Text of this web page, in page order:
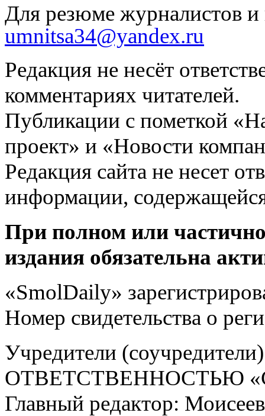
Для резюме журналистов и
umnitsa34@yandex.ru
Редакция не несёт
комментариях читателей.
Публикации с пометкой
проект» и «Новости
Редакция сайта не несет
информации,
При полном или
издания обязательна
«SmolDaily»
Номер свидетельства о
Учредители
ОТВЕТСТВЕННОСТЬЮ
Главный редактор: